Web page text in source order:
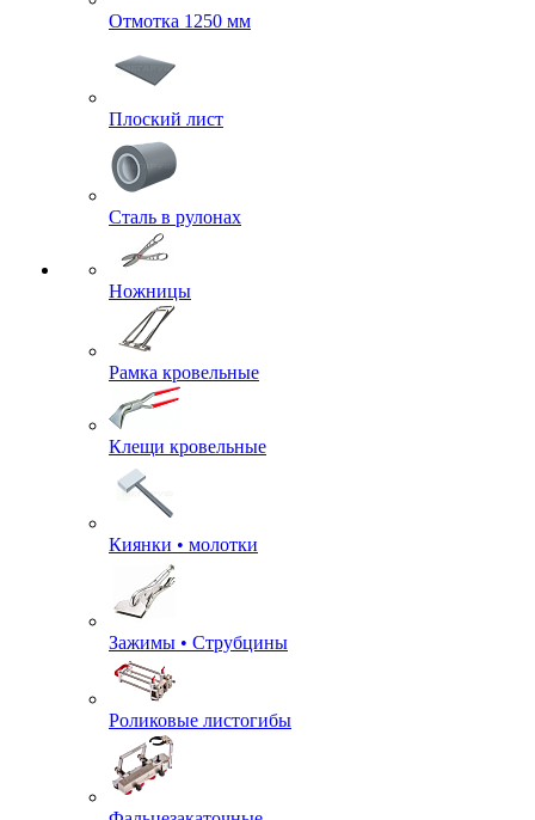
Отмотка 1250 мм
Плоский лист
Сталь в рулонах
Ножницы
Рамка кровельные
Клещи кровельные
Киянки • молотки
Зажимы • Струбцины
Роликовые листогибы